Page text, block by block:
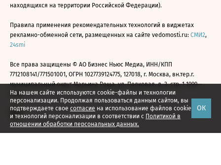
На нашем сайте используются cookie-файлы и технологии
персонализации. Продолжая пользоваться данным сайтом, вы
подтверждаете свое согласие на использование файлов cookie
и технологий персонализации в соответствии с Политикой в
отношении обработки персональных данных.
ОК
находящихся на территории Российской Федерации).
Правила применения рекомендательных технологий в виджетах
рекламно-обменной сети, размещенных на сайте vedomosti.ru: СМИ2,
24smi
Все права защищены © АО Бизнес Ньюс Медиа, ИНН/КПП
7712108141/771501001, ОГРН 1027739124775, 127018, г. Москва, вн.тер.г.
муниципальный округ Марьина Роща, ул. Полковая, д. 3, стр. 1 1999—
2026